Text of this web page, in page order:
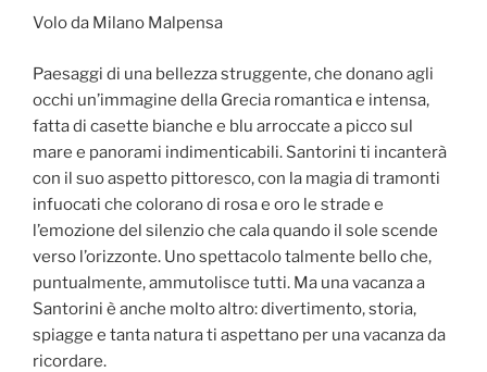
Volo da Milano Malpensa
Paesaggi di una bellezza struggente, che donano agli
occhi un’immagine della Grecia romantica e intensa,
fatta di casette bianche e blu arroccate a picco sul
mare e panorami indimenticabili. Santorini ti incanterà
con il suo aspetto pittoresco, con la magia di tramonti
infuocati che colorano di rosa e oro le strade e
l’emozione del silenzio che cala quando il sole scende
verso l’orizzonte. Uno spettacolo talmente bello che,
puntualmente, ammutolisce tutti. Ma una vacanza a
Santorini è anche molto altro: divertimento, storia,
spiagge e tanta natura ti aspettano per una vacanza da
ricordare.